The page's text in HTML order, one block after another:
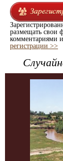
размещать свои
комментариями
регистрации >>